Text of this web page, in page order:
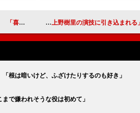
りなく…」
根は暗いけど、ふざけたりするのも好き」
で嫌われそうな役は初めて」